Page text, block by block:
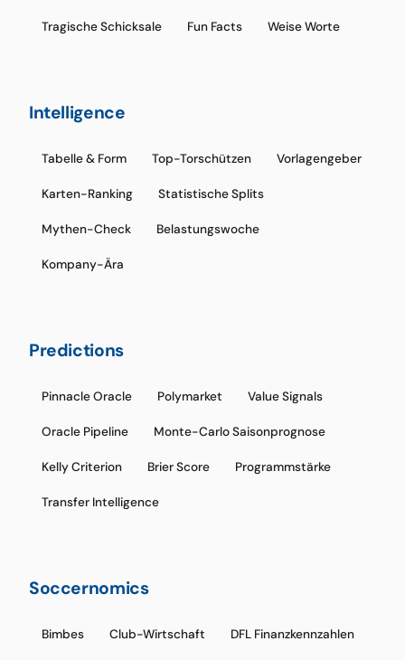
Tragische Schicksale Fun Facts Weise Worte
Intelligence
Tabelle & Form Top-Torschützen Vorlagengeber
Karten-Ranking Statistische Splits
Mythen-Check Belastungswoche
Kompany-Ära
Predictions
Pinnacle Oracle Polymarket Value Signals
Oracle Pipeline Monte-Carlo Saisonprognose
Kelly Criterion Brier Score Programmstärke
Transfer Intelligence
Soccernomics
Bimbes Club-Wirtschaft DFL Finanzkennzahlen